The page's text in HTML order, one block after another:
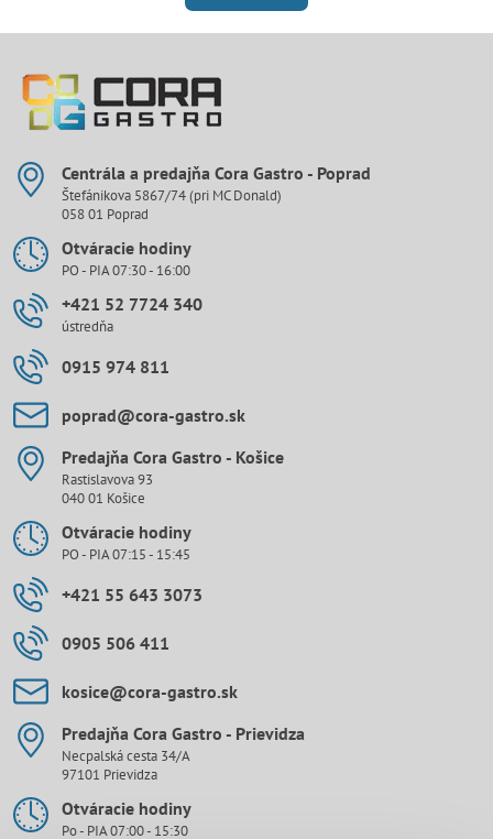
Centrála a predajňa Cora Gastro - Poprad
Štefánikova 5867/74 (pri MC Donald)
058 01 Poprad
Otváracie hodiny
PO - PIA 07:30 - 16:00
+421 52 7724 340
ústredňa
0915 974 811
poprad​@cora-gastro​.sk
Predajňa Cora Gastro - Košice
Rastislavova 93
040 01 Košice
Otváracie hodiny
PO - PIA 07:15 - 15:45
+421 55 643 3073
0905 506 411
kosice​@cora-gastro​.sk
Predajňa Cora Gastro - Prievidza
Necpalská cesta 34/A
97101 Prievidza
Otváracie hodiny
Po - PIA 07:00 - 15:30